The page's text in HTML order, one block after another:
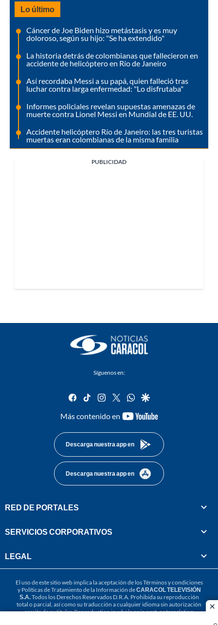
Lo último
Cáncer de Joe Biden hizo metástasis y es muy
doloroso, según su hijo: "Se ha extendido"
La historia detrás de colombianas que fallecieron en
accidente de helicóptero en Río de Janeiro
Así recordaba Messi a su papá, quien falleció tras
luchar contra larga enfermedad: "Lo disfrutaba"
Informes policiales revelan supuestas amenazas de
muerte contra Lionel Messi en Mundial de EE. UU.
Accidente helicóptero Río de Janeiro: las tres turistas
muertas eran colombianas de la misma familia
PUBLICIDAD
Síguenos en:
facebook
tiktok instagram
twitterwhatsapp
google
Más contenido en
youtube-
Descarga nuestra app en
Descarga nuestra app en
RED DE PORTALES
SERVICIOS CORPORATIVOS
LEGAL
El uso de este sitio web implica la aceptación de losTérminos y condiciones
y Políticas de Tratamiento de la Información deCARACOL TELEVISIÓN
S.A.Todos los Derechos Reservados D.R.A. Prohibida su reproducción
total o parcial, así como su traducción a cualquier idioma sin autorización
escrita de su titular. Reproduction in whole or in part, or translation